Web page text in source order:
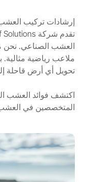
إرشادات تركيب العشب
العشب الصناعي. نحن
ملاعب رياضية
تحويل أي أرض قاحلة
اكتشف فوائد العشب
المتخصصين في العشب